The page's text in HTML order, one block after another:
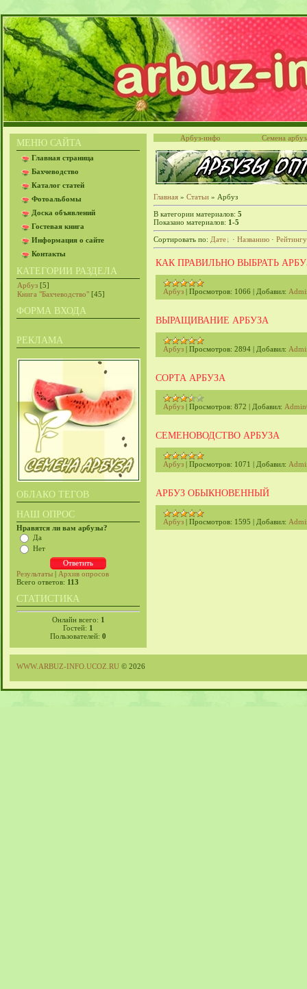
МЕНЮ САЙТА
Главная страница
Бахчеводство
Каталог статей
Фотоальбомы
Доска объявлений
Гостевая книга
Информация о сайте
Контакты
КАТЕГОРИИ РАЗДЕЛА
Арбуз [5]
Книга "Бахчеводство" [45]
ФОРМА ВХОДА
РЕКЛАМА
ОБЛАКО ТЕГОВ
НАШ ОПРОС
Нравятся ли вам арбузы?
Да
Нет
Результаты | Архив опросов
Всего ответов: 113
СТАТИСТИКА
Онлайн всего: 1
Гостей: 1
Пользователей: 0
Арбуз-инфо Семена
Главная » Статьи » Арбуз
В категории материалов: 5
Показано материалов: 1-5
Сортировать по: Дате · Названию · Рейтингу
КАК ПРАВИЛЬНО ВЫБРАТЬ
Арбуз | Просмотров: 1066 | Добавил:
ВЫРАЩИВАНИЕ АРБУЗА
Арбуз | Просмотров: 2894 | Добавил:
СОРТА АРБУЗА
Арбуз | Просмотров: 872 | Добавил:
СЕМЕНОВОДСТВО АРБУЗА
Арбуз | Просмотров: 1071 | Добавил:
АРБУЗ ОБЫКНОВЕННЫЙ
Арбуз | Просмотров: 1595 | Добавил:
WWW.ARBUZ-INFO.UCOZ.RU © 2026